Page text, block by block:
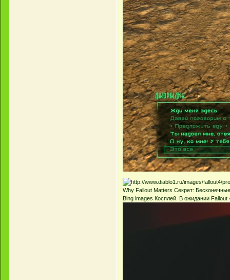
Why Fallout Matters Секрет:
Bing images Косплей. В ожидании